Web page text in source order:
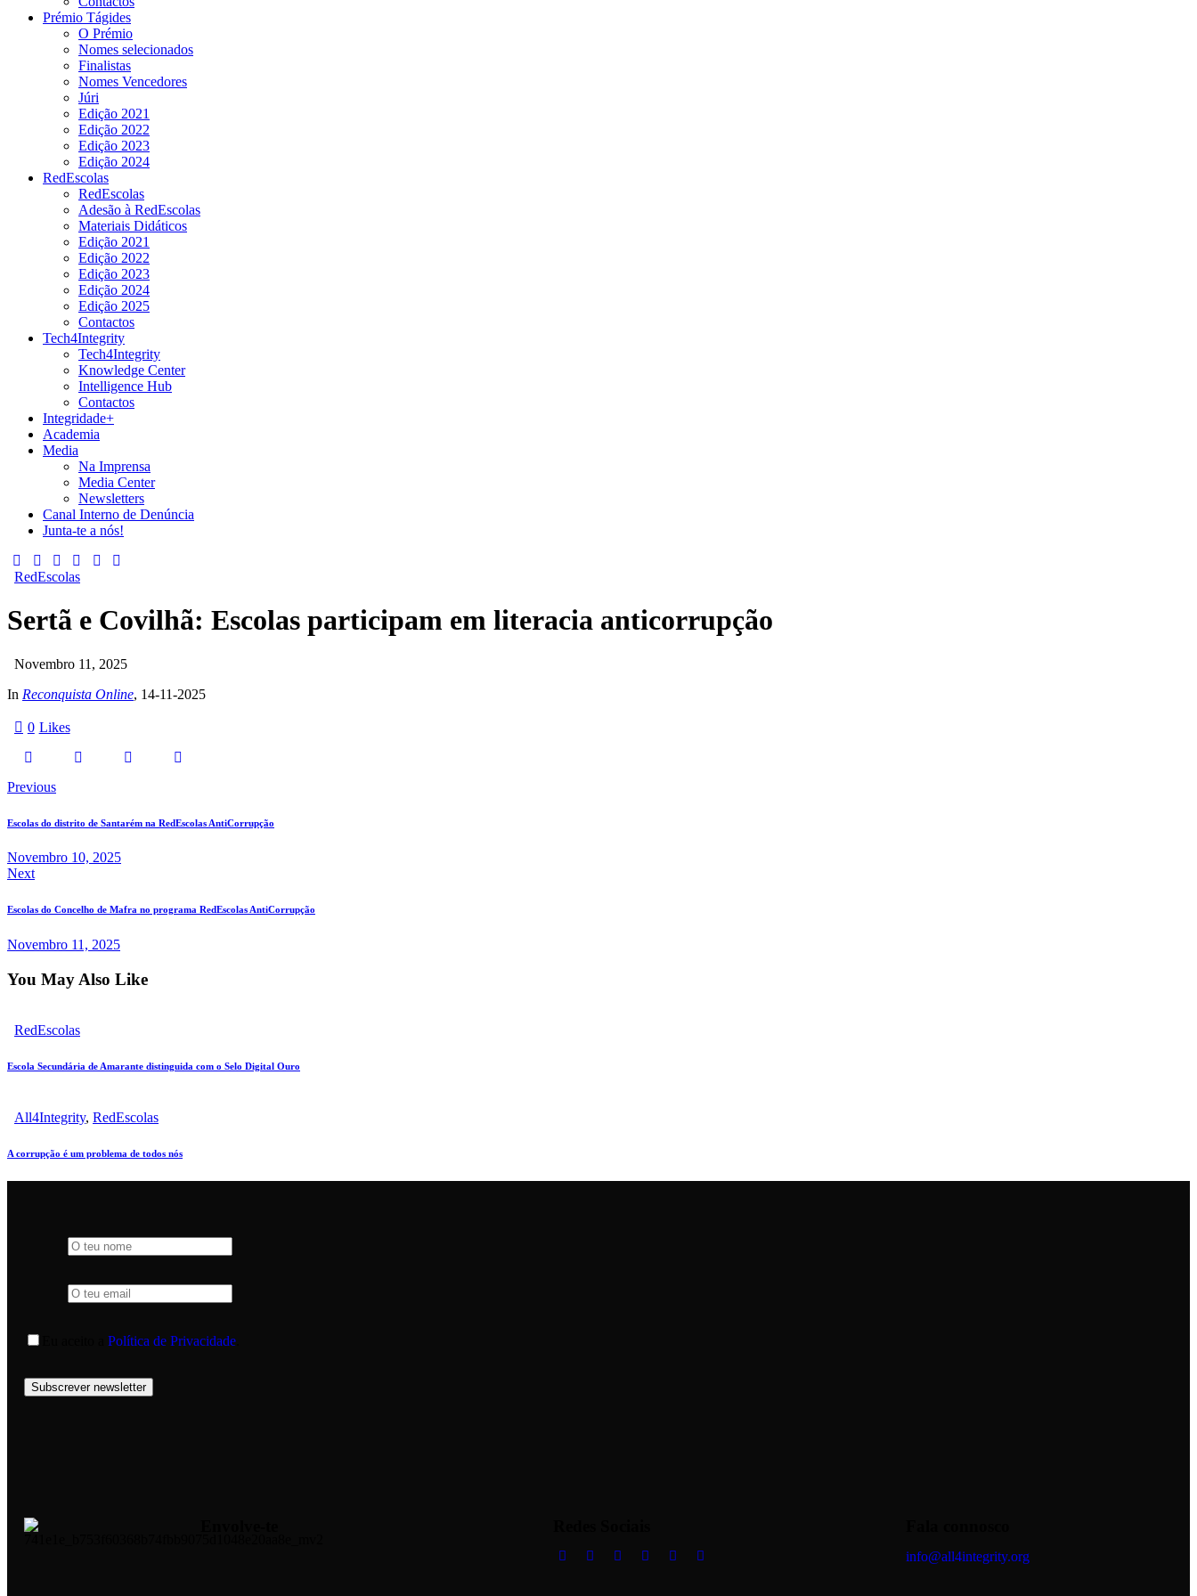
Prémio Tágides
O Prémio
Nomes selecionados
Finalistas
Nomes Vencedores
Júri
Edição 2021
Edição 2022
Edição 2023
Edição 2024
RedEscolas
RedEscolas
Adesão à RedEscolas
Materiais Didáticos
Edição 2021
Edição 2022
Edição 2023
Edição 2024
Edição 2025
Contactos
Tech4Integrity
Tech4Integrity
Knowledge Center
Intelligence Hub
Contactos
Integridade+
Academia
Media
Na Imprensa
Media Center
Newsletters
Canal Interno de Denúncia
Junta-te a nós!
RedEscolas
Sertã e Covilhã: Escolas participam em literacia anticorrupção
Novembro 11, 2025
In Reconquista Online, 14-11-2025
0 Likes
Previous
Escolas do distrito de Santarém na RedEscolas AntiCorrupção
Novembro 10, 2025
Next
Escolas do Concelho de Mafra no programa RedEscolas AntiCorrupção
Novembro 11, 2025
You May Also Like
RedEscolas
Escola Secundária de Amarante distinguida com o Selo Digital Ouro
All4Integrity, RedEscolas
A corrupção é um problema de todos nós
Política de Privacidade
Subscrever newsletter
info@all4integrity.org